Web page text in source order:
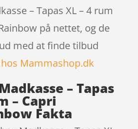
– Tapas XL – 4 rum
på nettet, og de
med at finde tilbud
Mammashop.dk
– Tapas
– Capri
Fakta